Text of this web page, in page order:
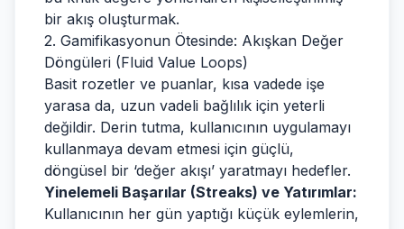
bir akış oluşturmak.
2. Gamifikasyonun Ötesinde: Akışkan Değer
Döngüleri (Fluid Value Loops)
Basit rozetler ve puanlar, kısa vadede işe
yarasa da, uzun vadeli bağlılık için yeterli
değildir. Derin tutma, kullanıcının uygulamayı
kullanmaya devam etmesi için güçlü,
döngüsel bir ‘değer akışı’ yaratmayı hedefler.
Yinelemeli Başarılar (Streaks) ve Yatırımlar:
Kullanıcının her gün yaptığı küçük eylemlerin,